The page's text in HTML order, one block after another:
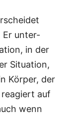
Er unter­
in der
Situa­ti­on,
Kör­per, der
auf
wenn